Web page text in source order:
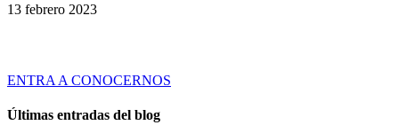
13 febrero 2023
ENTRA A CONOCERNOS
Últimas entradas del blog